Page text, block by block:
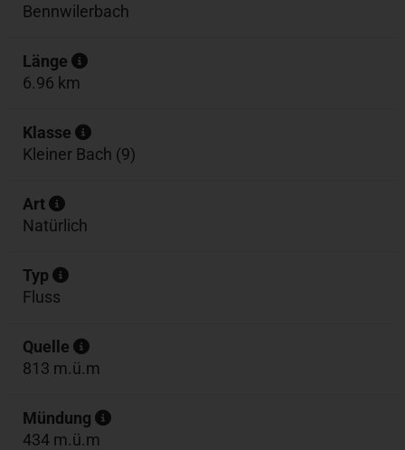
Bennwilerbach
Länge
6.96 km
Klasse
Kleiner Bach (9)
Art
Natürlich
Typ
Fluss
Quelle
813 m.ü.m
Mündung
434 m.ü.m